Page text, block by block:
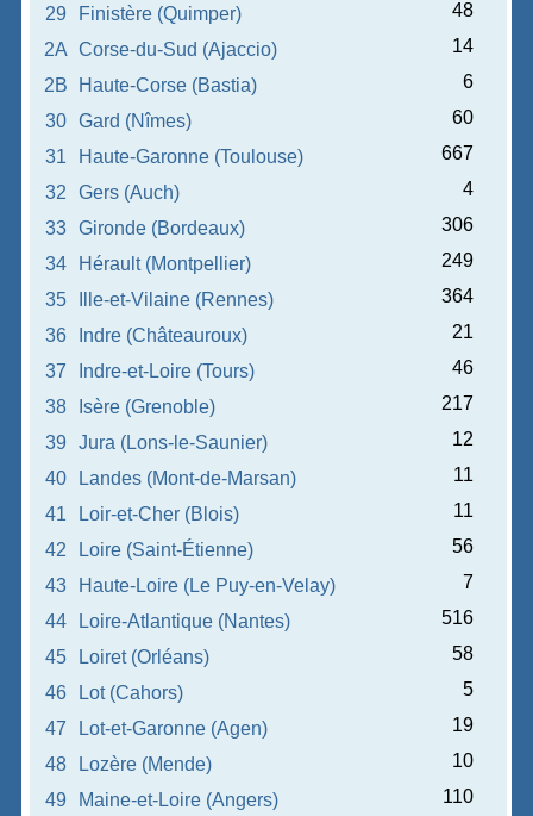
29 Finistère (Quimper)
48
2A Corse-du-Sud (Ajaccio)
14
2B
Haute-Corse (Bastia)
6
30
Gard (Nîmes)
60
31
Haute-Garonne (Toulouse)
667
32
Gers (Auch)
4
33
Gironde (Bordeaux)
306
34
Hérault (Montpellier)
249
35
Ille-et-Vilaine (Rennes)
364
36
Indre (Châteauroux)
21
37
Indre-et-Loire (Tours)
46
38
Isère (Grenoble)
217
39
Jura (Lons-le-Saunier)
12
40
Landes (Mont-de-Marsan)
11
41
Loir-et-Cher (Blois)
11
42
Loire (Saint-Étienne)
56
43
Haute-Loire (Le Puy-en-Velay)
7
44
Loire-Atlantique (Nantes)
516
45
Loiret (Orléans)
58
46
Lot (Cahors)
5
47
Lot-et-Garonne (Agen)
19
48
Lozère (Mende)
10
49
Maine-et-Loire (Angers)
110